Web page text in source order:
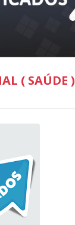
( SAÚDE )